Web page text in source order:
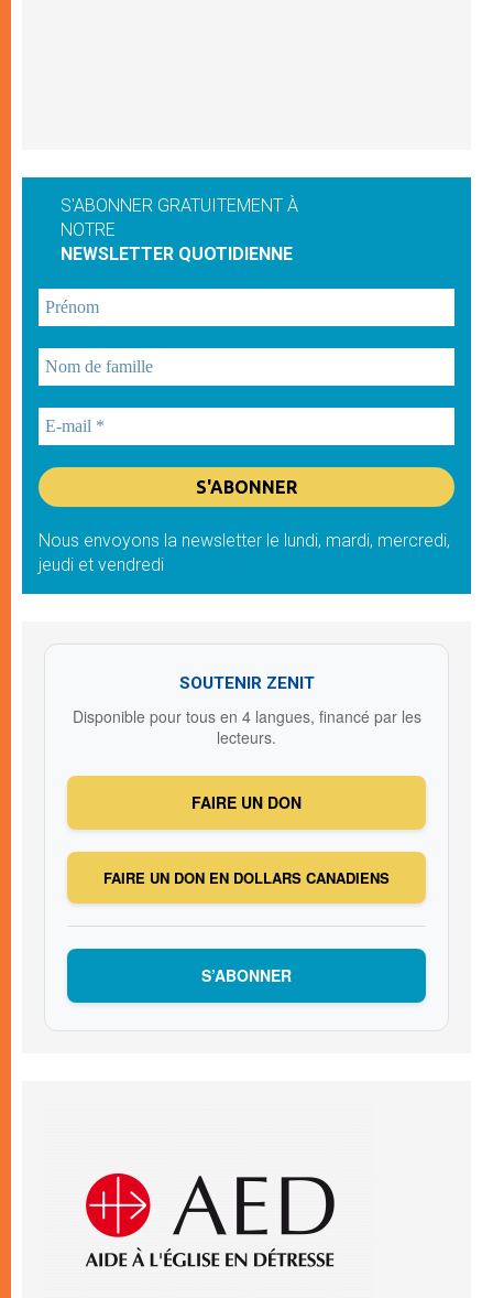
S'ABONNER GRATUITEMENT À
NOTRE
NEWSLETTER QUOTIDIENNE
Nous envoyons la newsletter le lundi, mardi, mercredi,
jeudi et vendredi
SOUTENIR ZENIT
Disponible pour tous en 4 langues, financé par les
lecteurs.
FAIRE UN DON
FAIRE UN DON EN DOLLARS CANADIENS
S’ABONNER